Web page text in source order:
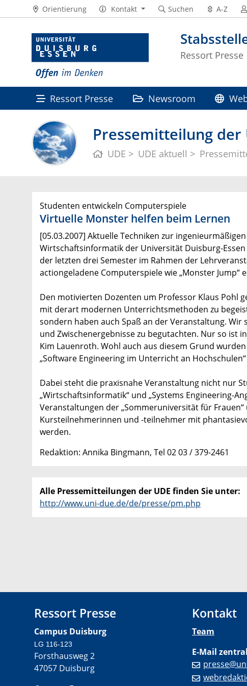
Ressort Presse
Orientierung Kontakt Suchen A-Z
Ressort Presse Newsroom
Pressemitteilung der
UDE UDE aktuell
Studenten entwickeln Computerspiele
Virtuelle Monster helfen beim Lernen
[05.03.2007] Aktuelle Techniken zur
Wirtschaftsinformatik der Universität Duisburg-
der letzten drei Semester im Rahmen der
actiongeladene Computerspiele wie „Monster Jump“
Den motivierten Dozenten um Professor Klaus Pohl
mit derart modernen Unterrichtsmethoden zu
sondern haben auch Spaß an der Veranstaltung.
und Zwischenergebnisse zu begutachten. Nur so ist
Kim Lauenroth. Wohl auch aus diesem Grund
„Software Engineering im Unterricht an
Dabei steht die praxisnahe Veranstaltung nicht nur
„Wirtschaftsinformatik“ und „Systems Engineering-
Veranstaltungen der „Sommeruniversität für
Kursteilnehmerinnen und -teilnehmer mit
werden.
Redaktion: Annika Bingmann, Tel 02 03 / 379-2461
Alle Pressemitteilungen der UDE finden Sie unter:
http://www.uni-due.de/de/presse/pm.php
Ressort Presse
Campus Duisburg
LG 116-123
Forsthausweg 2
47057 Duisburg
Kontakt
Team
E-Mail zentral